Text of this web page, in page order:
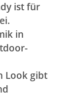
ist für
in
Look gibt